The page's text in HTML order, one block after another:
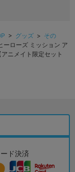
> グッズ > その
ーローズ ミッション ア
ニメイト限定セット
ド決済